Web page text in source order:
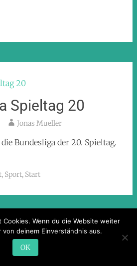
Spieltag 20
Jonas Mueller
Bundesliga der 20. Spieltag.
, Sport, Start
von Daniel!
Cookies. Wenn du die Website weiter
deinem Einverständnis aus.
OK